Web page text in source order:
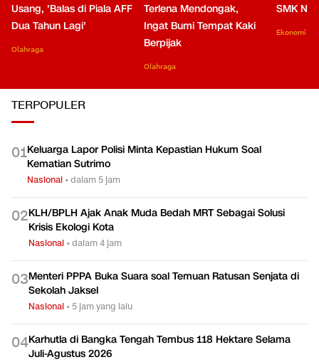
Usang, 'Balas di Piala AFF
Dua Tahun Lagi'
Olahraga
Terlena Mendongak,
Ingat Bumi Tempat Kaki
Berpijak
Olahraga
SMK
Ekonomi
TERPOPULER
01Keluarga Lapor Polisi Minta Kepastian Hukum Soal
Kematian Sutrimo
Nasional •dalam 5 jam
02KLH/BPLH Ajak Anak Muda Bedah MRT Sebagai Solusi
Krisis Ekologi Kota
Nasional •dalam 4 jam
03Menteri PPPA Buka Suara soal Temuan Ratusan Senjata di
Sekolah Jaksel
Nasional • 5 jam yang lalu
04Karhutla di Bangka Tengah Tembus 118 Hektare Selama
Juli-Agustus 2026